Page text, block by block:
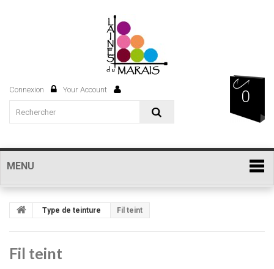
0
Connexion Your Account
MENU
Type de teinture Fil teint
Fil teint